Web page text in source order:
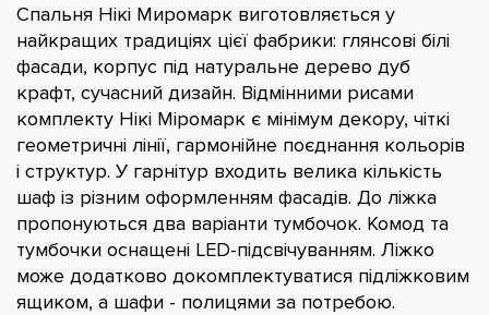
Спальня Нікі Миромарк виготовляється у
найкращих традиціях цієї фабрики: глянсові білі
фасади, корпус під натуральне дерево дуб
крафт, сучасний дизайн. Відмінними рисами
комплекту Нікі Міромарк є мінімум декору, чіткі
геометричні лінії, гармонійне поєднання кольорів
і структур. У гарнітур входить велика кількість
шаф із різним оформленням фасадів. До ліжка
пропонуються два варіанти тумбочок. Комод та
тумбочки оснащені LED-підсвічуванням. Ліжко
може додатково докомплектуватися підліжковим
ящиком, а шафи - полицями за потребою.